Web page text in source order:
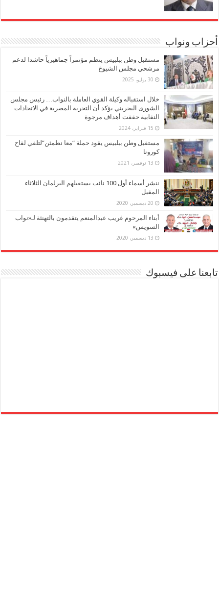
أحزاب ونواب
مستقبل وطن ببلبيس ينظم مؤتمراً جماهيرياً حاشدا لدعم
مرشحي مجلس الشيوخ
30 يوليو، 2025
خلال استقباله وكيلة القوي العاملة بالنواب… رئيس مجلس
الشورى البحريني يؤكد أن التجربة المصرية في الاتحادات
النقابية حققت أهداف مرجوة
15 فبراير، 2024
مستقبل وطن ببلبيس يقود حملة “معا نطمئن”لتلقي لقاح
كورونا
13 نوفمبر، 2021
ننشر أسماء أول 100 نائب يستقبلهم البرلمان الثلاثاء
المقبل
20 ديسمبر، 2020
أبناء المرحوم غريب عبدالمنعم يتقدمون بالتهنئة لـ«نواب
السويس»
13 ديسمبر، 2020
تابعنا على فيسبوك